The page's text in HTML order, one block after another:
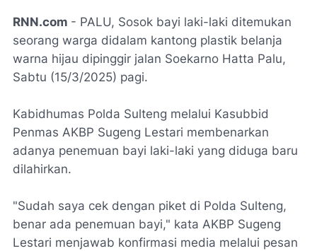
RNN.com - PALU, Sosok bayi laki-laki ditemukan
seorang warga didalam kantong plastik belanja
warna hijau dipinggir jalan Soekarno Hatta Palu,
Sabtu (15/3/2025) pagi.
Kabidhumas Polda Sulteng melalui Kasubbid
Penmas AKBP Sugeng Lestari membenarkan
adanya penemuan bayi laki-laki yang diduga baru
dilahirkan.
"Sudah saya cek dengan piket di Polda Sulteng,
benar ada penemuan bayi," kata AKBP Sugeng
Lestari menjawab konfirmasi media melalui pesan